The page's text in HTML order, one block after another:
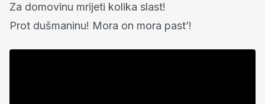
Za domovinu mrijeti kolika slast!
Prot dušmaninu! Mora on mora past’!